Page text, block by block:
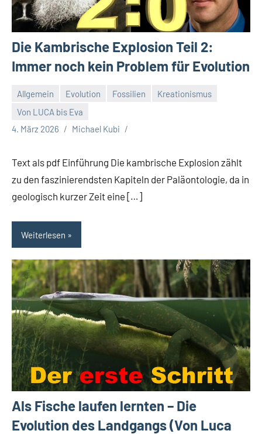
Die Kambrische Explosion Teil 2:
Immer noch kein Problem für Evolution
Allgemein Evolution Fossilien
Kreationismus
Von LUCA bis Eva
4. März 2026
Michael Kubi
Text als pdf Einführung Die kambrische Explosion zählt
zu den faszinierendsten Kapiteln der Paläontologie, da in
geologisch kurzer Zeit eine […]
Weiterlesen
Als Fische laufen lernten – Die
Evolution des Landgangs (Von Luca